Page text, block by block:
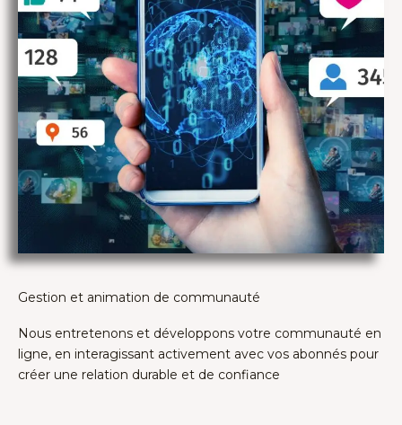
Gestion et animation de communauté
Nous entretenons et développons votre communauté en
ligne, en interagissant activement avec vos abonnés pour
créer une relation durable et de confiance